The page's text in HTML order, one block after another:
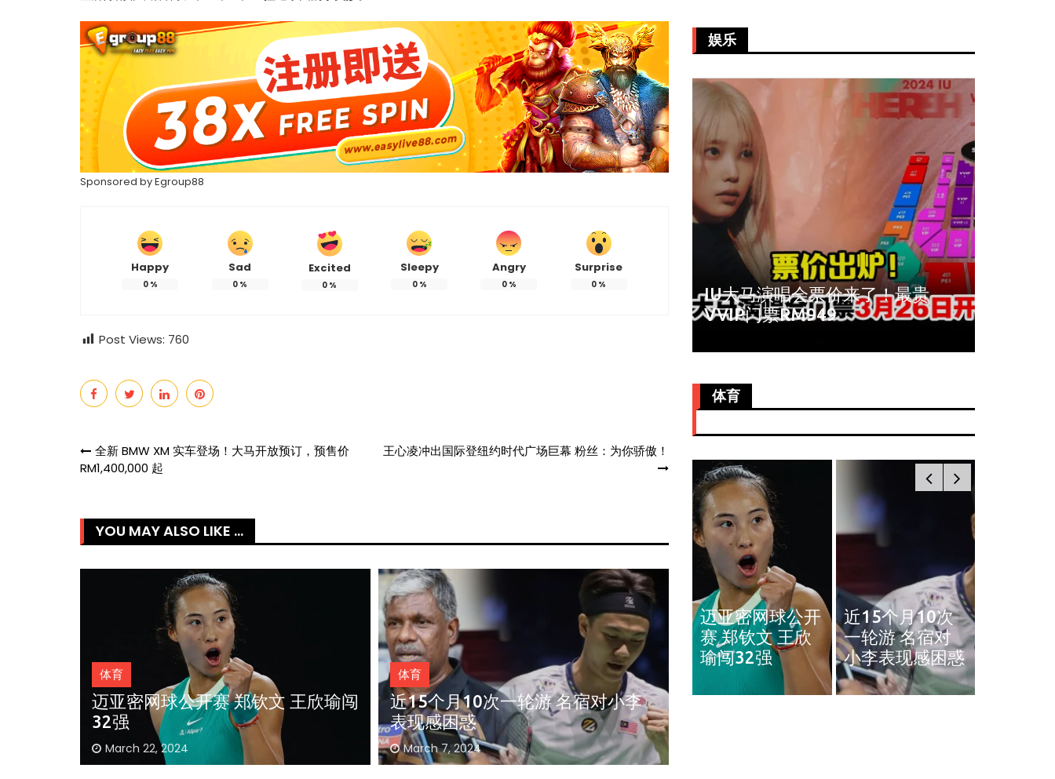
Sponsored byEgroup88
Happy
0%
Sad
0 %
Excited
0 %
Sleepy
0%
Angry
0%
Surprise
0 %
Post Views: 760
Post
全新 BMW XM 实车登场！大马开放预订，预售价
RM1,400,000 起
王心凌冲出国际登纽约时代广场巨幕 粉丝：为你骄傲！
YOU MAY ALSO LIKE ...
体育
近15个月10次一轮游 名宿对小李
表现感困惑
March 7, 2024
体育
奥斯汀网球赛｜ 王雅繁袁悦会师4
强 中国锁定女单4强门票
February 29, 2024
迈亚密网球公开赛 郑钦文 王欣瑜闯
娱乐
苏永康将邀歌迷上台合唱！赞大马
IU大马演唱会票价来了！最贵
周冬雨爆秀场耍大牌！拒与VIP合
影全程臭脸不配合
体育
迈亚密网球公开
赛 郑钦文 王欣
瑜闯32强
近15个月10次
一轮游 名宿对
小李表现感困惑
奥斯汀网球赛｜
王雅繁袁悦会师
4强 中国锁定女
单4强门票